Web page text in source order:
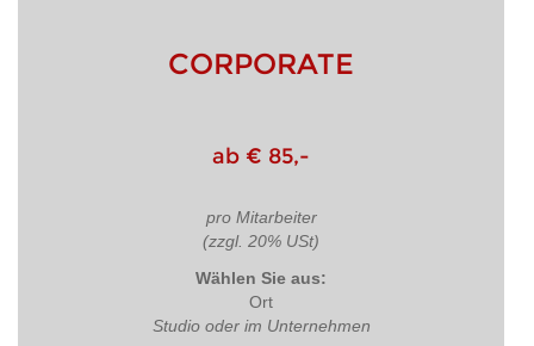
CORPORATE
ab € 85,-
pro Mitarbeiter
(zzgl. 20% USt)
Wählen Sie aus:
Ort
Studio oder im Unternehmen